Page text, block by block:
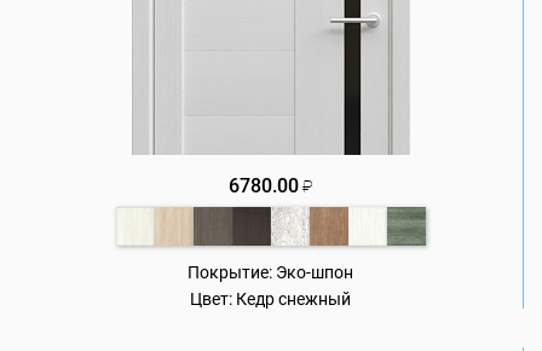
6780.00 ₽
Покрытие: Эко-шпон
Цвет: Кедр снежный